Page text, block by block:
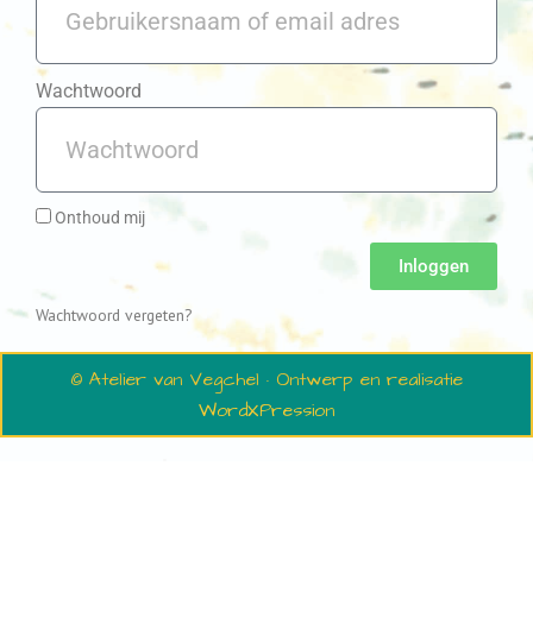
Wachtwoord
Onthoud mij
Inloggen
Wachtwoord vergeten?
© Atelier van Vegchel · Ontwerp en realisatie
WordXPression